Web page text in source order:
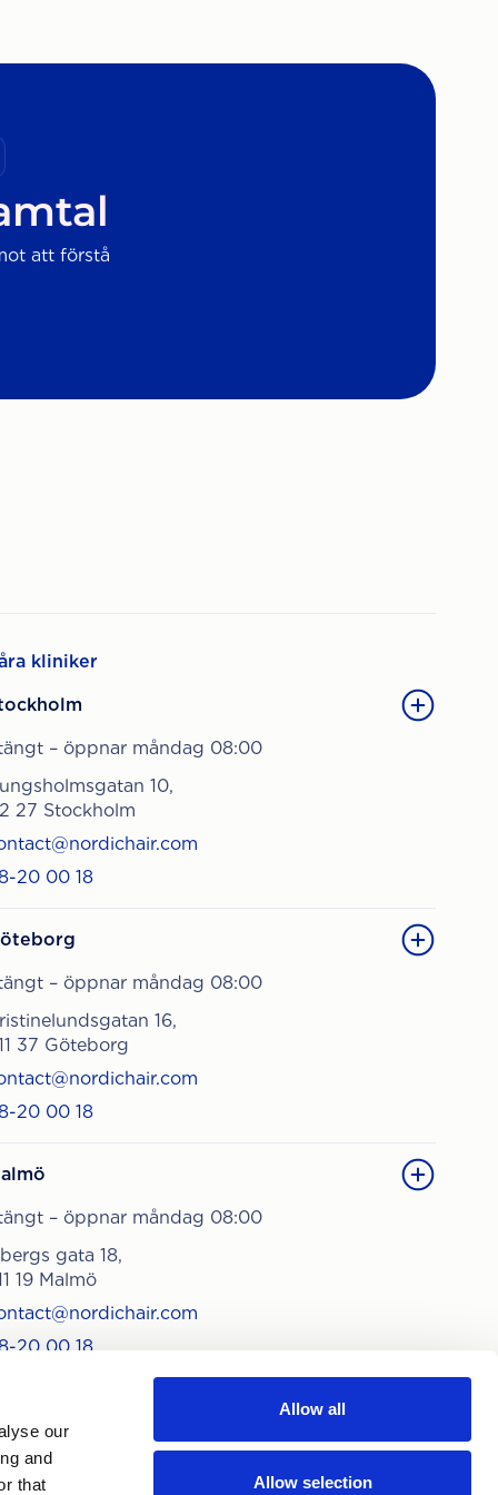
our
and
that
Allow all
Allow selection
att förstå
kliniker
– öppnar måndag 08:00
10,
27 Stockholm
20 00 18
– öppnar måndag 08:00
16,
37 Göteborg
20 00 18
– öppnar måndag 08:00
gata 18,
19 Malmö
20 00 18